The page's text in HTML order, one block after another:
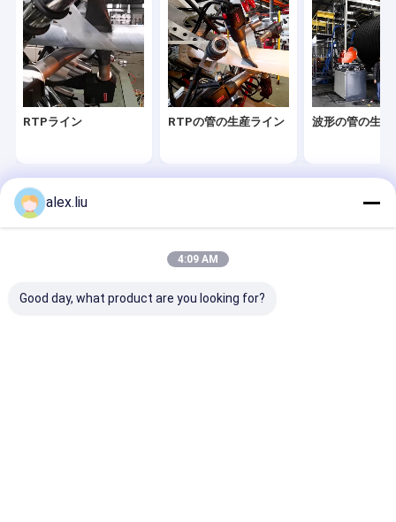
RTPの管の生産ライン
波形の管の生産ライン
RTPパイプ
コータを放出させなさい
hdpeの管の放出機械
RTPライン RTPの管の生産ライン 波形の管の生産
ホーム
中国工場.Copyright © 2026 Sichuan Goldstone
Orient New Material Technology Co.,Ltd. All Rights Reserved.
alex.liu
4:09 AM
Good day, what product are you looking for?